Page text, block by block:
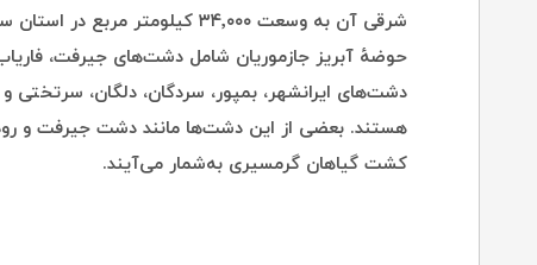
شرقی آن به وسعت ۳۴٬۰۰۰
حوضهٔ آبریز جازموریان شامل دشت‌های جیرفت،
دشت‌های ایرانشهر، بمپور، سردگان، دلگان،
هستند. بعضی از این دشت‌ها مانند دشت جیرفت و
کشت گیاهان گرمسیری به‌شمار می‌آیند.